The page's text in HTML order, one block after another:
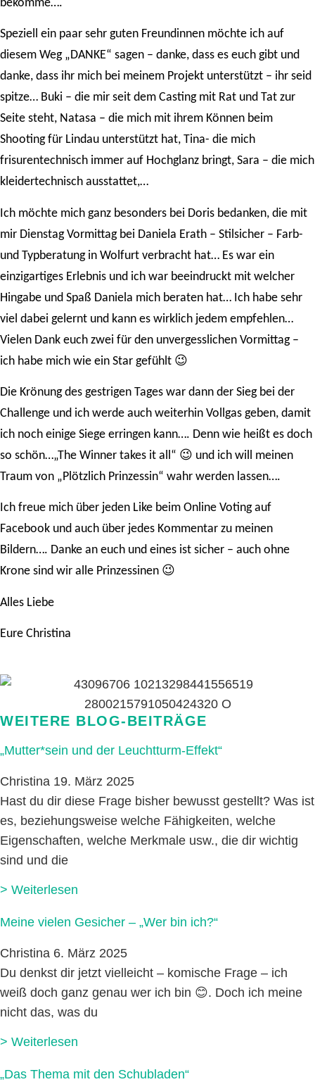
bekomme….
Speziell ein paar sehr guten Freundinnen möchte ich auf
diesem Weg „DANKE“ sagen – danke, dass es euch gibt und
danke, dass ihr mich bei meinem Projekt unterstützt – ihr seid
spitze… Buki – die mir seit dem Casting mit Rat und Tat zur
Seite steht, Natasa – die mich mit ihrem Können beim
Shooting für Lindau unterstützt hat, Tina- die mich
frisurentechnisch immer auf Hochglanz bringt, Sara – die mich
kleidertechnisch ausstattet,…
Ich möchte mich ganz besonders bei Doris bedanken, die mit
mir Dienstag Vormittag bei Daniela Erath – Stilsicher – Farb-
und Typberatung in Wolfurt verbracht hat… Es war ein
einzigartiges Erlebnis und ich war beeindruckt mit welcher
Hingabe und Spaß Daniela mich beraten hat… Ich habe sehr
viel dabei gelernt und kann es wirklich jedem empfehlen…
Vielen Dank euch zwei für den unvergesslichen Vormittag –
ich habe mich wie ein Star gefühlt 😉
Die Krönung des gestrigen Tages war dann der Sieg bei der
Challenge und ich werde auch weiterhin Vollgas geben, damit
ich noch einige Siege erringen kann…. Denn wie heißt es doch
so schön…„The Winner takes it all“ 😉 und ich will meinen
Traum von „Plötzlich Prinzessin“ wahr werden lassen….
Ich freue mich über jeden Like beim Online Voting auf
Facebook und auch über jedes Kommentar zu meinen
Bildern…. Danke an euch und eines ist sicher – auch ohne
Krone sind wir alle Prinzessinen 😉
Alles Liebe
Eure Christina
WEITERE BLOG-BEITRÄGE
„Mutter*sein und der Leuchtturm-Effekt“
Christina 19. März 2025
Hast du dir diese Frage bisher bewusst gestellt? Was ist
es, beziehungsweise welche Fähigkeiten, welche
Eigenschaften, welche Merkmale usw., die dir wichtig
sind und die
> Weiterlesen
Meine vielen Gesicher – „Wer bin ich?“
Christina 6. März 2025
Du denkst dir jetzt vielleicht – komische Frage – ich
weiß doch ganz genau wer ich bin 😊. Doch ich meine
nicht das, was du
> Weiterlesen
„Das Thema mit den Schubladen“